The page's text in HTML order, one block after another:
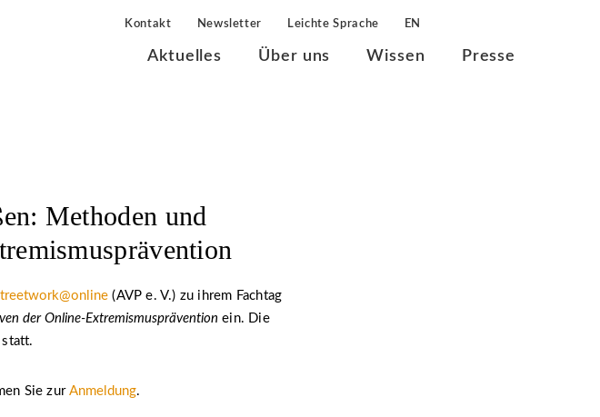
Kontakt Newsletter Leichte Sprache EN
Aktuelles Über uns Wissen Presse
Methoden und
(AVP e. V.) zu ihrem Fachtag
der Online-Extremismusprävention ein. Die
Sie zurAnmeldung.